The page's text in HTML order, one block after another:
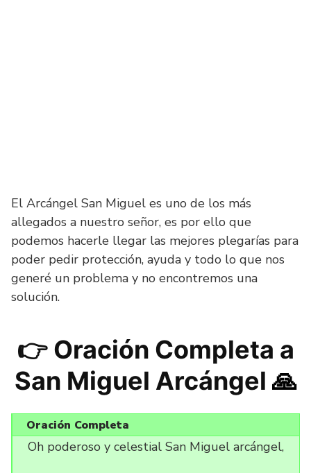
El Arcángel San Miguel es uno de los más
allegados a nuestro señor, es por ello que
podemos hacerle llegar las mejores plegarías para
poder pedir protección, ayuda y todo lo que nos
generé un problema y no encontremos una
solución.
👉 Oración Completa a
San Miguel Arcángel 🙏
Oración Completa
Oh poderoso y celestial San Miguel arcángel,